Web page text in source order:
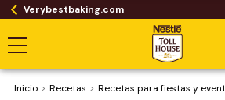
Verybestbaking.com
Inicio Recetas
Recetas para fiestas y